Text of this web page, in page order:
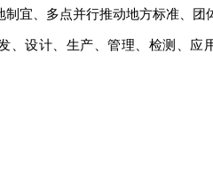
制宜、多点并行推动地方标准、
、设计、生产、管理、检测、